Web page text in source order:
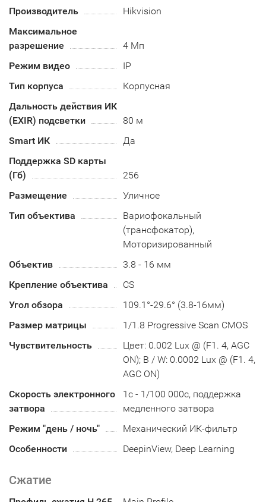
Производитель
Hikvision
Максимальное
разрешение
4 Мп
Режим видео
IP
Тип корпуса
Корпусная
Дальность действия ИК
(EXIR) подсветки
80 м
Smart ИК
Да
Поддержка SD карты
(Гб)
256
Размещение
Уличное
Тип объектива
Вариофокальный
(трансфокатор),
Моторизированный
Объектив
3.8 - 16 мм
Крепление объектива
CS
Угол обзора
109.1°-29.6° (3.8-16мм)
Размер матрицы
1/1.8 Progressive Scan CMOS
Чувствительность
Цвет: 0.002 Lux @ (F1. 4, AGC
ON); B / W: 0.0002 Lux @ (F1. 4,
AGC ON)
Скорость электронного
затвора
1с - 1/100 000с, поддержка
медленного затвора
Режим "день / ночь"
Механический ИК-фильтр
Особенности
DeepinView, Deep Learning
Сжатие